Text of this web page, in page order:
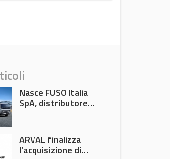
Nasce FUSO Italia
SpA, distributore
ARVAL finalizza
l’acquisizione di